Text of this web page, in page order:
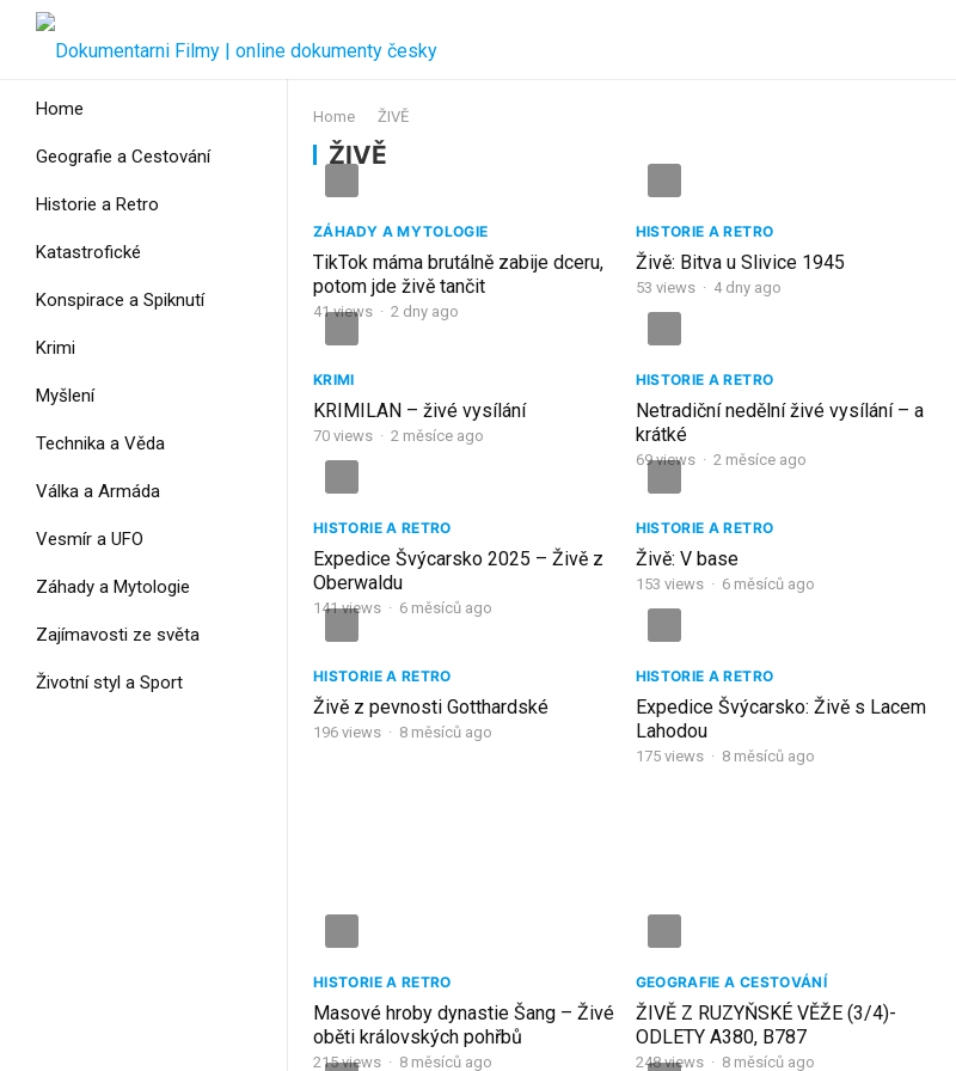
Home
Geografie a Cestování
Historie a Retro
Katastrofické
Konspirace a Spiknutí
Krimi
Myšlení
Technika a Věda
Válka a Armáda
Vesmír a UFO
Záhady a Mytologie
Zajímavosti ze světa
Životní styl a Sport
Home ŽIVĚ
ŽIVĚ
ZÁHADY A MYTOLOGIE
TikTok máma brutálně zabije dceru,
potom jde živě tančit
41views · 2 dny ago
HISTORIE A RETRO
Živě: Bitva u Slivice 1945
53 views · 4 dny ago
KRIMI
KRIMILAN – živé vysílání
70 views · 2 měsíce ago
HISTORIE A RETRO
Netradiční nedělní živé vysílání – a
krátké
69views · 2 měsíce ago
HISTORIE A RETRO
Expedice Švýcarsko 2025 – Živě z
Oberwaldu
141views · 6 měsíců ago
HISTORIE A RETRO
Živě: V base
153 views · 6 měsíců ago
HISTORIE A RETRO
Živě z pevnosti Gotthardské
196 views · 8 měsíců ago
HISTORIE A RETRO
Expedice Švýcarsko: Živě s Lacem
Lahodou
175views · 8 měsíců ago
HISTORIE A RETRO
Masové hroby dynastie Šang – Živé
oběti královských pohřbů
215views · 8 měsíců ago
GEOGRAFIE A CESTOVÁNÍ
ŽIVĚ Z RUZYŇSKÉ VĚŽE (3/4)-
ODLETY A380, B787
248views · 8 měsíců ago